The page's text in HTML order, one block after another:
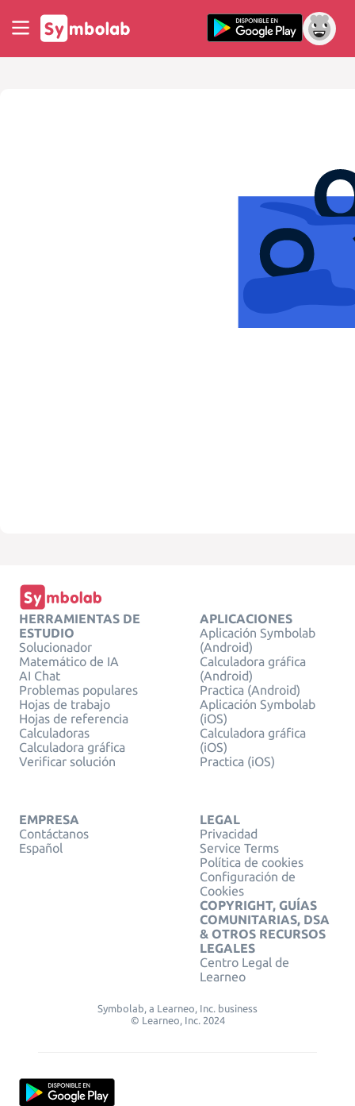
HERRAMIENTAS DE
ESTUDIO
Solucionador
Matemático de IA
AI Chat
Problemas populares
Hojas de trabajo
Hojas de referencia
Calculadoras
Calculadora gráfica
Verificar solución
APLICACIONES
Aplicación Symbolab
(Android)
Calculadora gráfica
(Android)
Practica (Android)
Aplicación Symbolab
(iOS)
Calculadora gráfica
(iOS)
Practica (iOS)
EMPRESA
Contáctanos
Español
LEGAL
Privacidad
Service Terms
Política de cookies
Configuración de
Cookies
COPYRIGHT, GUÍAS
COMUNITARIAS, DSA
& OTROS RECURSOS
LEGALES
Centro Legal de
Learneo
Symbolab, a Learneo, Inc. business
© Learneo, Inc. 2024